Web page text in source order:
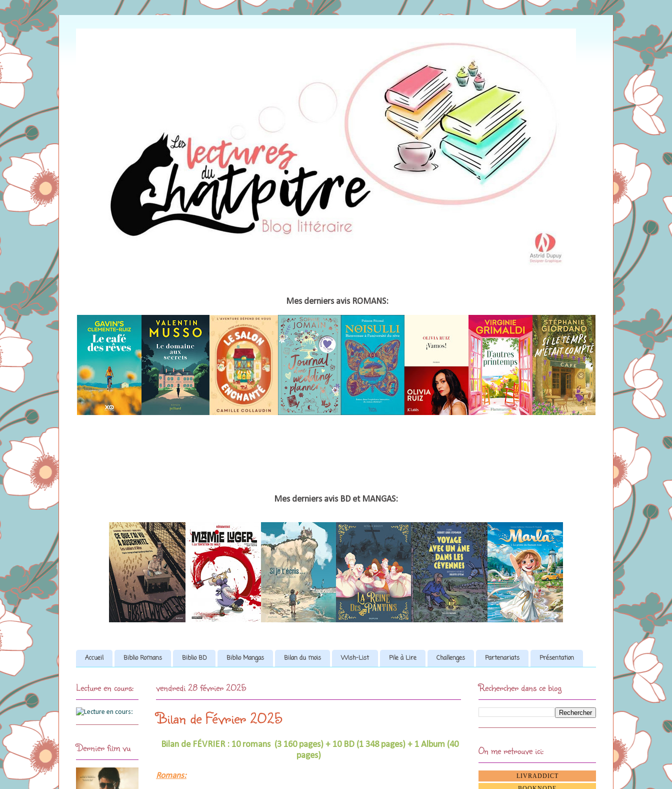
Mes derniers avis ROMANS:
Mes derniers avis BD et MANGAS:
Accueil Biblio Romans Biblio BD Biblio Mangas Bilan du mois Wish-List Pile à Lire Challenges Partenariats Présentation
vendredi 28 février 2025
Bilan de Février 2025
Bilan de FÉVRIER : 10 romans (3 160 pages) + 10 BD (1 348 pages) + 1 Album (40
pages)
Romans:
Lecture en cours:
Dernier film vu
Rechercher dans ce blog
On me retrouve ici:
LIVRADDICT